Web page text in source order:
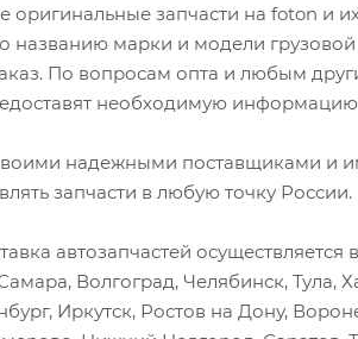
оригинальные запчасти на foton и
названию марки и модели
По вопросам опта и любым
необходимую
надежными поставщиками и
запчасти в любую точку России.
автозапчастей
Волгоград, Челябинск,
Иркутск, Ростов на Дону,